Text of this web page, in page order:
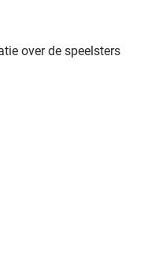
over de speelsters